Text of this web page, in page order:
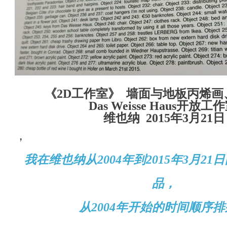
《2D工作室》
墙面与地板丙烯画
Das Weisse Haus开放工
维也纳 2015年3月 21 日
，
我在维也纳从2004年到2015年3月21
品，
从2004年开始的时间顺序